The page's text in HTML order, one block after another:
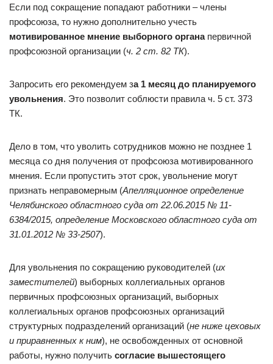
Если под сокращение попадают работники – члены
профсоюза, то нужно дополнительно учесть
мотивированное мнение выборного органапервичной
профсоюзной организации (ч. 2 ст. 82 ТК).
Запросить его рекомендуем за 1 месяц до планируемого
увольнения. Это позволит соблюсти правила ч. 5 ст. 373
ТК.
Дело в том, что уволить сотрудников можно не позднее 1
месяца со дня получения от профсоюза мотивированного
мнения. Если пропустить этот срок, увольнение могут
признать неправомерным (Апелляционное определение
Челябинского областного суда от 22.06.2015 № 11-
6384/2015, определение Московского областного суда от
31.01.2012 № 33-2507).
Для увольнения по сокращению руководителей (их
заместителей) выборных коллегиальных органов
первичных профсоюзных организаций, выборных
коллегиальных органов профсоюзных организаций
структурных подразделений организаций (не ниже цеховых
и приравненных к ним), не освобожденных от основной
работы, нужно получить согласие вышестоящего